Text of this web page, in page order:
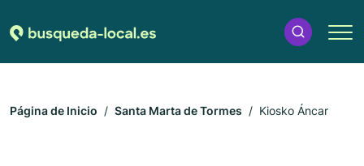
Página de Inicio Santa Marta de Tormes Kiosko Áncar